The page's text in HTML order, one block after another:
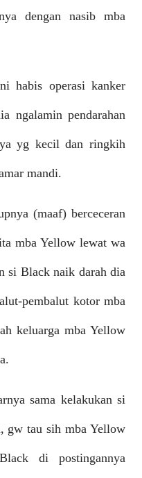
dengan nasib mba
habis operasi kanker
ngalamin pendarahan
yg kecil dan ringkih
mandi.
(maaf) berceceran
mba Yellow lewat wa
si Black naik darah dia
pembalut kotor mba
keluarga mba Yellow
sama kelakukan si
gw tau sih mba Yellow
di postingannya